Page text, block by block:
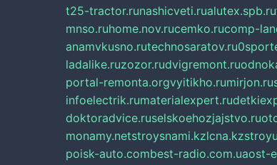
t25-tractor.runashicveti.rualutex.spb.ru
mnso.ruhome.nov.rucemko.rucomp-
anamvkusno.rutechnosaratov.ru
ladalike.ruzozor.rudvigremont.ru
portal-remonta.orgvyitikho.rumirjon.ru
infoelectrik.rumaterialexpert.ru
doktoradvice.ruselskoehozjajstvo.ru
monamy.netstroysnami.kzlcna.kz
poisk-auto.combest-radio.com.uaost-